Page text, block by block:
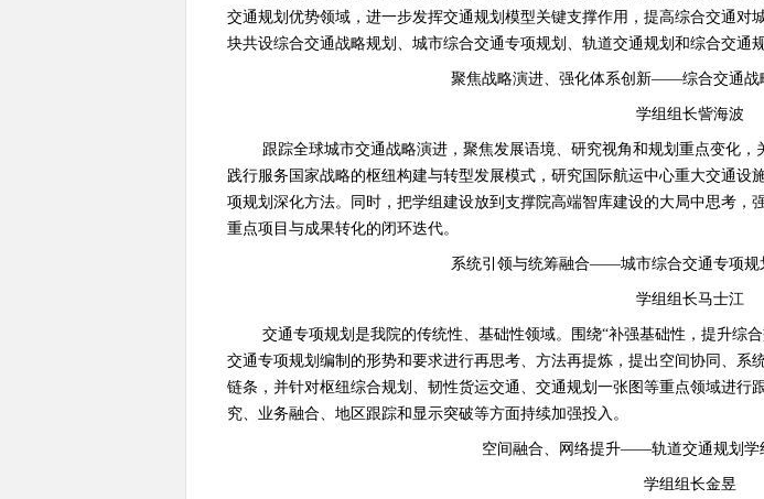
交通规划优势领域，进一步发挥交通规划模型关键支撑作用，提高综合交通对
块共设综合交通战略规划、城市综合交通专项规划、轨道交通规划和综合交通
聚焦战略演进、强化体系创新——综合交通战
学组组长訾海波
跟踪全球城市交通战略演进，聚焦发展语境、研究视角和规划重点变化，
践行服务国家战略的枢纽构建与转型发展模式，研究国际航运中心重大交通设
项规划深化方法。同时，把学组建设放到支撑院高端智库建设的大局中思考，
重点项目与成果转化的闭环迭代。
系统引领与统筹融合——城市综合交通专项规
学组组长马士江
交通专项规划是我院的传统性、基础性领域。围绕“补强基础性，提升综
交通专项规划编制的形势和要求进行再思考、方法再提炼，提出空间协同、系
链条，并针对枢纽综合规划、韧性货运交通、交通规划一张图等重点领域进行
究、业务融合、地区跟踪和显示突破等方面持续加强投入。
空间融合、网络提升——轨道交通规划学
学组组长金昱